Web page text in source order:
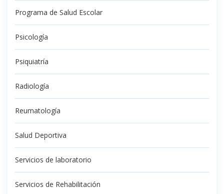
Programa de Salud Escolar
Psicología
Psiquiatría
Radiología
Reumatología
Salud Deportiva
Servicios de laboratorio
Servicios de Rehabilitación